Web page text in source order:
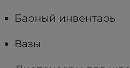
Барный инвентарь
Вазы